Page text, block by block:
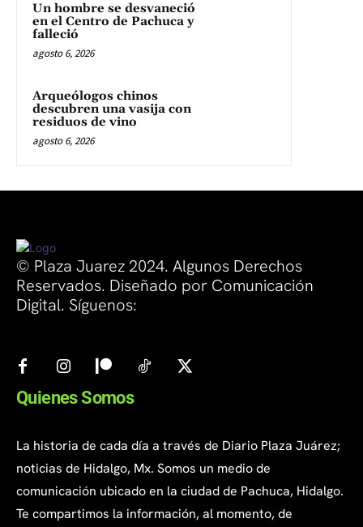
Un hombre se desvaneció
en el Centro de Pachuca y
falleció
agosto 6, 2026
Arqueólogos chinos
descubren una vasija con
residuos de vino
agosto 6, 2026
© Plaza Juarez 2024. Algunos Derechos
Reservados. Diseñado por Comunicación
Digital. Síguenos:
Quienes Somos
La historia de cada día a través de Diario Plaza Juárez;
noticias de Hidalgo, Mx. Somos un medio de
comunicación ubicado en la ciudad de Pachuca, Hidalgo.
Te compartimos la información, al momento, de